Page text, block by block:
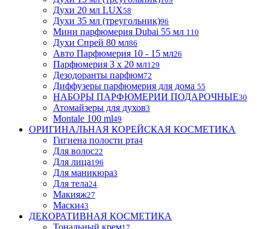
Духи 20 мл LUX58
Духи 35 мл (треугольник)96
Мини парфюмерия Dubai 55 мл 110
Духи Спрей 80 мл86
Авто Парфюмерия 10 - 15 мл26
Парфюмерия 3 х 20 мл129
Дезодоранты парфюм72
Диффузеры парфюмерия для дома 55
НАБОРЫ ПАРФЮМЕРИИ ПОДАРОЧНЫЕ30
Атомайзеры для духов3
Montale 100 ml49
ОРИГИНАЛЬНАЯ КОРЕЙСКАЯ КОСМЕТИКА
Гигиена полости рта4
Для волос22
Для лица196
Для маникюра3
Для тела24
Макияж27
Маски43
ДЕКОРАТИВНАЯ КОСМЕТИКА
Тональный крем